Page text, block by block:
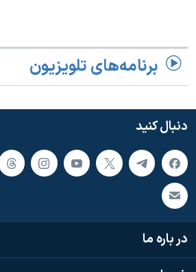
برنامه‌های تلویزیون
دنبال کنید
در باره ما